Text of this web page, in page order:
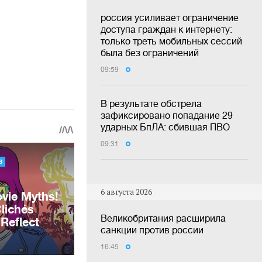
россия усиливает ограничение
доступа граждан к интернету:
только треть мобильных сессий
была без ограничений
09:59
В результате обстрела
зафиксировано попадание 29
ударных БпЛА: сбившая ПВО
09:31
6 августа 2026
Великобритания расширила
санкции против россии
16:45